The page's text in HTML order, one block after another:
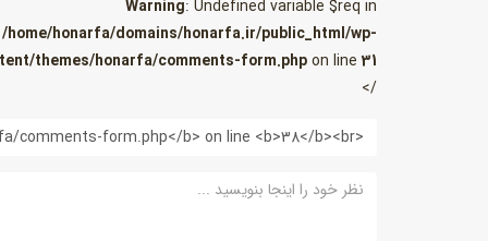
Warning: Undefined variable $req in
/home/honarfa/domains/honarfa.ir/public_html/wp-
themes/honarfa/comments-form.phpon line31
/>